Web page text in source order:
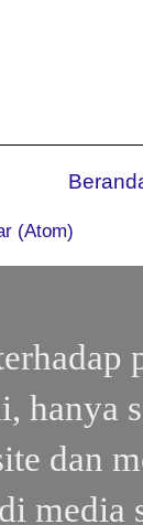
(Atom)
hanya
dan
media